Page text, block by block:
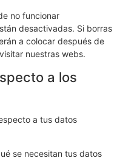
no funcionar
desactivadas. Si borras
a colocar después de
nuestras webs.
a los
a tus datos
se necesitan tus datos